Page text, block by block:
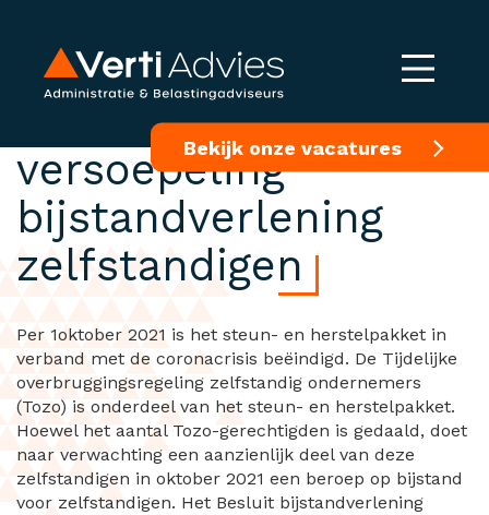
Bekijk onze vacatures
Tijdelijke
versoepeling
bijstandverlening
zelfstandigen
Per 1oktober 2021 is het steun- en herstelpakket in
verband met de coronacrisis beëindigd. De Tijdelijke
overbruggingsregeling zelfstandig ondernemers
(Tozo) is onderdeel van het steun- en herstelpakket.
Hoewel het aantal Tozo-gerechtigden is gedaald, doet
naar verwachting een aanzienlijk deel van deze
zelfstandigen in oktober 2021 een beroep op bijstand
voor zelfstandigen. Het Besluit bijstandverlening